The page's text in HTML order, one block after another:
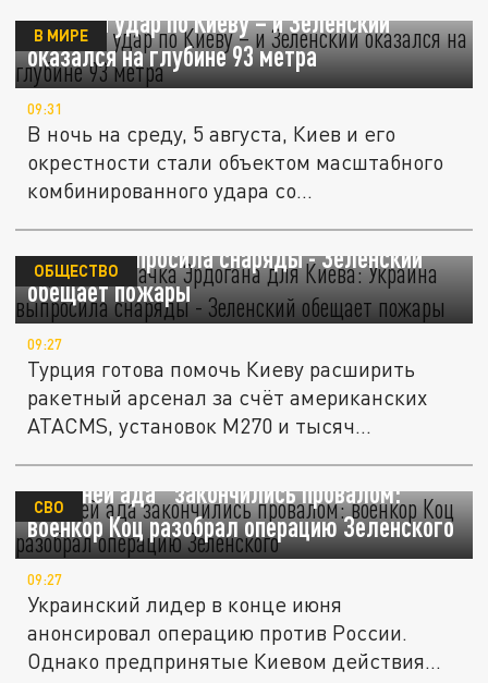
Мощный удар по Киеву – и Зеленский
оказался на глубине 93 метра
В МИРЕ
09:31
В ночь на среду, 5 августа, Киев и его
окрестности стали объектом масштабного
комбинированного удара со...
Щедрая подачка Эрдогана для Киева:
Украина выпросила снаряды - Зеленский
обещает пожары
ОБЩЕСТВО
09:27
Турция готова помочь Киеву расширить
ракетный арсенал за счёт американских
ATACMS, установок M270 и тысяч...
"40 дней ада" закончились провалом:
военкор Коц разобрал операцию Зеленского
СВО
09:27
Украинский лидер в конце июня
анонсировал операцию против России.
Однако предпринятые Киевом действия